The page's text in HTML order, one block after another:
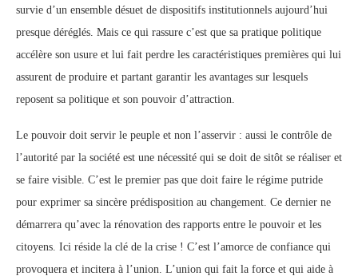
survie d’un ensemble désuet de dispositifs institutionnels aujourd’hui
presque déréglés. Mais ce qui rassure c’est que sa pratique politique
accélère son usure et lui fait perdre les caractéristiques premières qui lui
assurent de produire et partant garantir les avantages sur lesquels
reposent sa politique et son pouvoir d’attraction.
Le pouvoir doit servir le peuple et non l’asservir : aussi le contrôle de
l’autorité par la société est une nécessité qui se doit de sitôt se réaliser et
se faire visible. C’est le premier pas que doit faire le régime putride
pour exprimer sa sincère prédisposition au changement. Ce dernier ne
démarrera qu’avec la rénovation des rapports entre le pouvoir et les
citoyens. Ici réside la clé de la crise ! C’est l’amorce de confiance qui
provoquera et incitera à l’union. L’union qui fait la force et qui aide à